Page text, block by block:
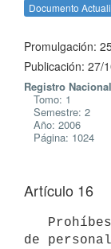
Documento
Promulgación:
Publicación: 27/
Registro
Tomo: 1
Semestre: 2
Año: 2006
Página: 1024
Artículo 16
de